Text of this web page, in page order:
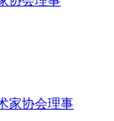
家协会理事